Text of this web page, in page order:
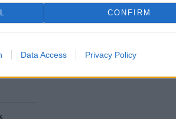
CONFIRM
Data Access Privacy Policy
ve